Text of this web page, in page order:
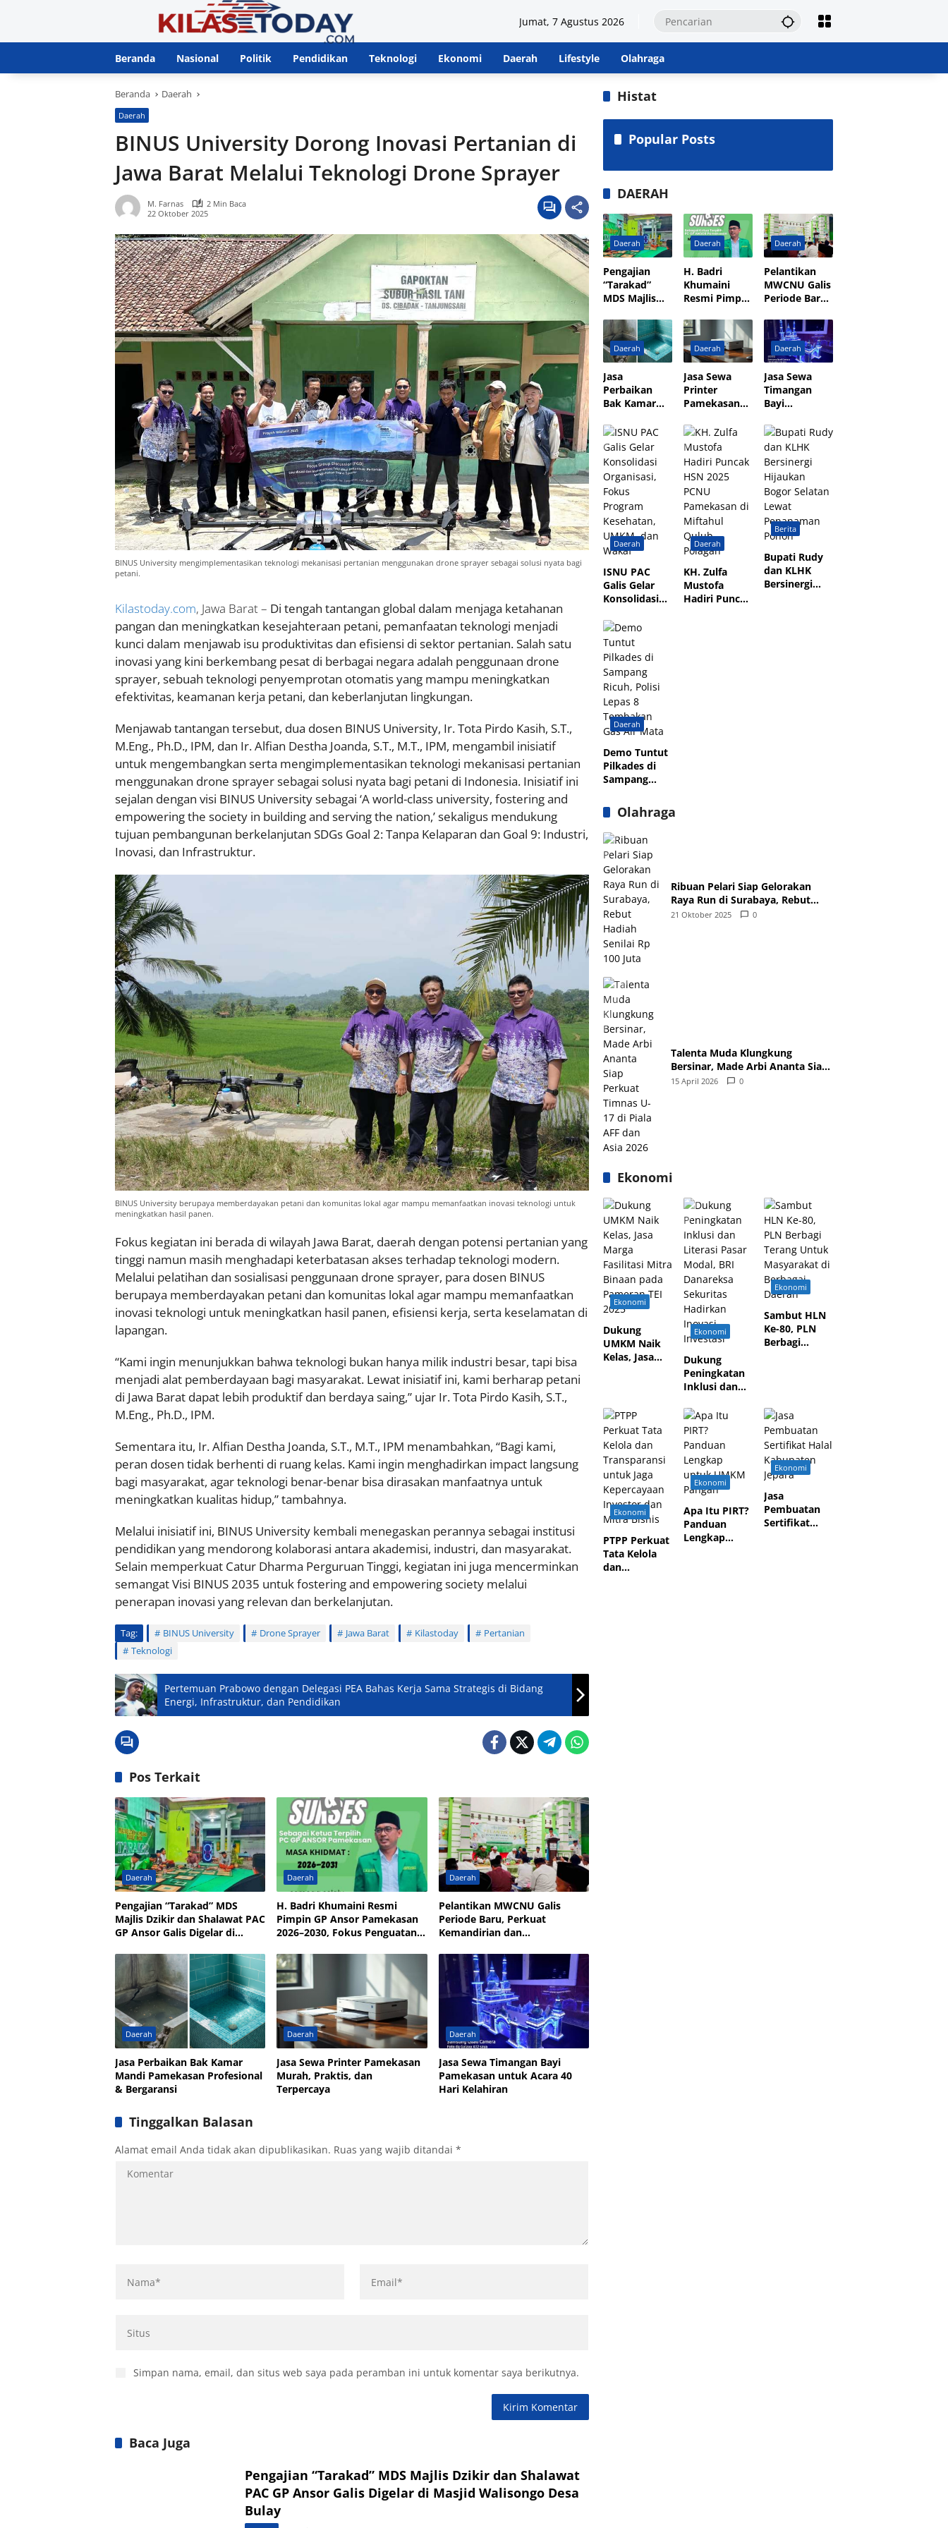
Jumat, 7 Agustus 2026
Beranda Nasional Politik Pendidikan Teknologi Ekonomi Daerah Lifestyle Olahraga
Beranda Daerah
Daerah
BINUS University Dorong Inovasi Pertanian di
Jawa Barat Melalui Teknologi Drone Sprayer
M. Farnas
2 Min Baca
22 Oktober 2025
BINUS University mengimplementasikan teknologi mekanisasi pertanian menggunakan drone sprayer sebagai solusi nyata bagi
petani.
Kilastoday.com, Jawa Barat – Di tengah tantangan global dalam menjaga ketahanan
pangan dan meningkatkan kesejahteraan petani, pemanfaatan teknologi menjadi
kunci dalam menjawab isu produktivitas dan efisiensi di sektor pertanian. Salah satu
inovasi yang kini berkembang pesat di berbagai negara adalah penggunaan drone
sprayer, sebuah teknologi penyemprotan otomatis yang mampu meningkatkan
efektivitas, keamanan kerja petani, dan keberlanjutan lingkungan.
Menjawab tantangan tersebut, dua dosen BINUS University, Ir. Tota Pirdo Kasih, S.T.,
M.Eng., Ph.D., IPM, dan Ir. Alfian Destha Joanda, S.T., M.T., IPM, mengambil inisiatif
untuk mengembangkan serta mengimplementasikan teknologi mekanisasi pertanian
menggunakan drone sprayer sebagai solusi nyata bagi petani di Indonesia. Inisiatif ini
sejalan dengan visi BINUS University sebagai ‘A world-class university, fostering and
empowering the society in building and serving the nation,’ sekaligus mendukung
tujuan pembangunan berkelanjutan SDGs Goal 2: Tanpa Kelaparan dan Goal 9: Industri,
Inovasi, dan Infrastruktur.
BINUS University berupaya memberdayakan petani dan komunitas lokal agar mampu memanfaatkan inovasi teknologi untuk
meningkatkan hasil panen.
Fokus kegiatan ini berada di wilayah Jawa Barat, daerah dengan potensi pertanian yang
tinggi namun masih menghadapi keterbatasan akses terhadap teknologi modern.
Melalui pelatihan dan sosialisasi penggunaan drone sprayer, para dosen BINUS
berupaya memberdayakan petani dan komunitas lokal agar mampu memanfaatkan
inovasi teknologi untuk meningkatkan hasil panen, efisiensi kerja, serta keselamatan di
lapangan.
“Kami ingin menunjukkan bahwa teknologi bukan hanya milik industri besar, tapi bisa
menjadi alat pemberdayaan bagi masyarakat. Lewat inisiatif ini, kami berharap petani
di Jawa Barat dapat lebih produktif dan berdaya saing,” ujar Ir. Tota Pirdo Kasih, S.T.,
M.Eng., Ph.D., IPM.
Sementara itu, Ir. Alfian Destha Joanda, S.T., M.T., IPM menambahkan, “Bagi kami,
peran dosen tidak berhenti di ruang kelas. Kami ingin menghadirkan impact langsung
bagi masyarakat, agar teknologi benar-benar bisa dirasakan manfaatnya untuk
meningkatkan kualitas hidup,” tambahnya.
Melalui inisiatif ini, BINUS University kembali menegaskan perannya sebagai institusi
pendidikan yang mendorong kolaborasi antara akademisi, industri, dan masyarakat.
Selain memperkuat Catur Dharma Perguruan Tinggi, kegiatan ini juga mencerminkan
semangat Visi BINUS 2035 untuk fostering and empowering society melalui
penerapan inovasi yang relevan dan berkelanjutan.
Tag: BINUS University Drone Sprayer Jawa Barat Kilastoday
Pertanian
Teknologi
Pertemuan Prabowo dengan Delegasi PEA Bahas Kerja Sama Strategis di Bidang
Energi, Infrastruktur, dan Pendidikan
Pos Terkait
Daerah
Pengajian “Tarakad” MDS
Majlis Dzikir dan Shalawat PAC
GP Ansor Galis Digelar di
Daerah
H. Badri Khumaini Resmi
Pimpin GP Ansor Pamekasan
2026–2030, Fokus Penguatan
Daerah
Pelantikan MWCNU Galis
Periode Baru, Perkuat
Kemandirian dan
Daerah
Jasa Perbaikan Bak Kamar
Mandi Pamekasan Profesional
& Bergaransi
Daerah
Jasa Sewa Printer Pamekasan
Murah, Praktis, dan
Terpercaya
Daerah
Jasa Sewa Timangan Bayi
Pamekasan untuk Acara 40
Hari Kelahiran
Tinggalkan Balasan
Alamat email Anda tidak akan dipublikasikan. Ruas yang wajib ditandai *
Simpan nama, email, dan situs web saya pada peramban ini untuk komentar saya berikutnya.
Baca Juga
Pengajian “Tarakad” MDS Majlis Dzikir dan Shalawat
PAC GP Ansor Galis Digelar di Masjid Walisongo Desa
Bulay
Histat
Popular Posts
DAERAH
Daerah
Pengajian
“Tarakad”
MDS Majlis
Shalawat PAC
GP Ansor
Galis Digelar
di Masjid
Walisongo
Desa Bulay
Daerah
H. Badri
Khumaini
Resmi Pimpin
Pamekasan
2026–2030,
Fokus
Penguatan
Kader
Daerah
Pelantikan
MWCNU Galis
Periode Baru,
Kemandirian
dan
Kesejahteraan
Umat
Daerah
Jasa
Perbaikan
Bak Kamar
Pamekasan
Profesional &
Bergaransi
Daerah
Jasa Sewa
Printer
Pamekasan
Praktis, dan
Terpercaya
Daerah
Jasa Sewa
Timangan
Bayi
untuk Acara
40 Hari
Kelahiran
Daerah
ISNU PAC
Galis Gelar
Konsolidasi
Fokus
Program
Kesehatan,
UMKM, dan
Wakaf
Daerah
KH. Zulfa
Mustofa
Hadiri Puncak
Berita
Bupati Rudy
dan KLHK
Bersinergi
Daerah
Demo Tuntut
Pilkades di
Sampang
Lepas 8
Tembakan
Gas Air Mata
Olahraga
Ribuan Pelari Siap Gelorakan
Raya Run di Surabaya, Rebut
Hadiah Senilai Rp 100 Juta
21 Oktober 2025 0
Talenta Muda Klungkung
Bersinar, Made Arbi Ananta Siap
Perkuat Timnas U-17 di Piala AFF
15 April 2026 0
Ekonomi
Ekonomi
Dukung
UMKM Naik
Kelas, Jasa
pada
Pameran TEI
2025
Ekonomi
Dukung
Peningkatan
Inklusi dan
Modal, BRI
Danareksa
Sekuritas
Hadirkan
Inovasi
Investasi
Ekonomi
Sambut HLN
Ke-80, PLN
Berbagi
Ekonomi
PTPP Perkuat
Tata Kelola
dan
Ekonomi
Apa Itu PIRT?
Panduan
Lengkap
Ekonomi
Jasa
Pembuatan
Sertifikat